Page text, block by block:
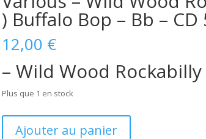
) Buffalo Bop – Bb – CD
12,00 €
– Wild Wood Rockabilly
Plus que 1 en stock
Ajouter au panier